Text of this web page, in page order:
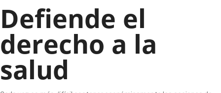
Defiende el
derecho a la
salud